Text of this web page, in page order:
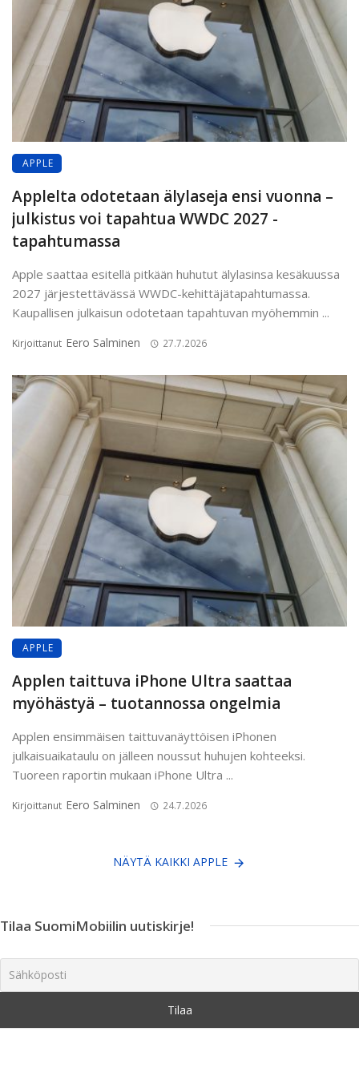
APPLE
Applelta odotetaan älylaseja ensi vuonna –
julkistus voi tapahtua WWDC 2027 -
tapahtumassa
Apple saattaa esitellä pitkään huhutut älylasinsa kesäkuussa
2027 järjestettävässä WWDC-kehittäjätapahtumassa.
Kaupallisen julkaisun odotetaan tapahtuvan myöhemmin ...
Kirjoittanut Eero Salminen 27.7.2026
APPLE
Applen taittuva iPhone Ultra saattaa
myöhästyä – tuotannossa ongelmia
Applen ensimmäisen taittuvanäyttöisen iPhonen
julkaisuaikataulu on jälleen noussut huhujen kohteeksi.
Tuoreen raportin mukaan iPhone Ultra ...
Kirjoittanut Eero Salminen 24.7.2026
NÄYTÄ KAIKKI APPLE
Tilaa SuomiMobiilin uutiskirje!